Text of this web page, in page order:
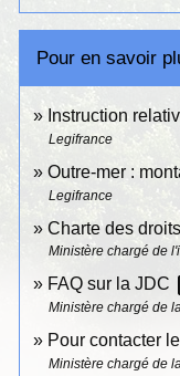
Pour en savoir
Instruction
Legifrance
Outre-mer :
Legifrance
Charte des
Ministère chargé de
FAQ sur la JDC
Ministère chargé de
Pour contacter
Ministère chargé de